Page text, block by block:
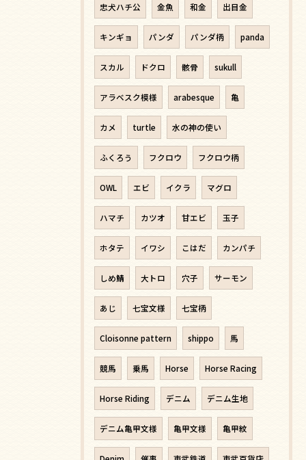
忠犬ハチ公 金魚 和金 出目金
キンギョ パンダ パンダ柄 panda
スカル ドクロ 骸骨 sukull
アラベスク模様 arabesque 亀
カメ turtle 水の神の使い
ふくろう フクロウ フクロウ柄
OWL エビ イクラ マグロ
ハマチ カツオ 甘エビ 玉子
ホタテ イワシ こはだ カンパチ
しめ鯖 大トロ 穴子 サーモン
あじ 七宝文様 七宝柄
Cloisonne pattern shippo 馬
競馬 乗馬 Horse Horse Racing
Horse Riding デニム デニム生地
デニム亀甲文様 亀甲文様 亀甲紋